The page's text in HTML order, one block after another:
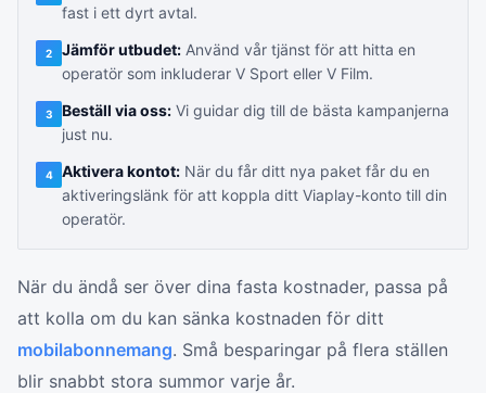
fast i ett dyrt avtal.
2 Jämför utbudet: Använd vår tjänst för att hitta en
operatör som inkluderar V Sport eller V Film.
3 Beställ via oss: Vi guidar dig till de bästa kampanjerna
just nu.
4 Aktivera kontot: När du får ditt nya paket får du en
aktiveringslänk för att koppla ditt Viaplay-konto till din
operatör.
När du ändå ser över dina fasta kostnader, passa på
att kolla om du kan sänka kostnaden för ditt
mobilabonnemang. Små besparingar på flera ställen
blir snabbt stora summor varje år.